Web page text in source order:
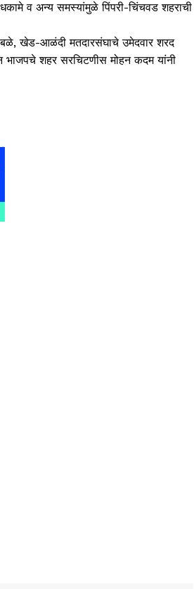
व अन्य समस्यांमुळे पिंपरी-चिंचवड शहराची
खेड-आळंदी मतदारसंघाचे उमेदवार शरद
भाजपचे शहर सरचिटणीस मोहन कदम यांनी